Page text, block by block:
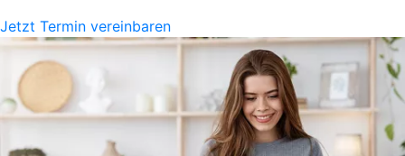
Jetzt Termin vereinbaren